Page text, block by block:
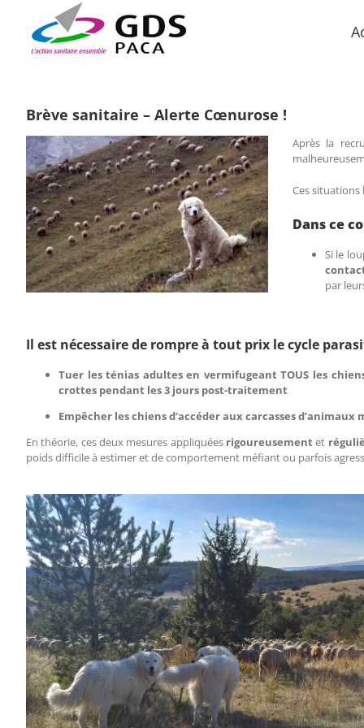
contenu
Brève sanitaire – Alerte Cœnurose !
Après la
Ces situations
Dans ce
Si le
par
Il est nécessaire de rompre à tout prix le cycle
Tuer les ténias adultes en vermifugeant TOUS les
crottes pendant les 3 jours post-traitement
Empêcher les chiens d’accéder aux carcasses d’animaux
En théorie, ces deux mesures appliquées rigoureusement et
poids difficile à estimer et de comportement méfiant ou parfois